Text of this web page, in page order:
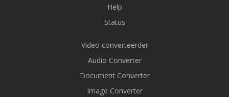
Help
Status
Video converteerder
Audio Converter
Document Converter
Image Converter